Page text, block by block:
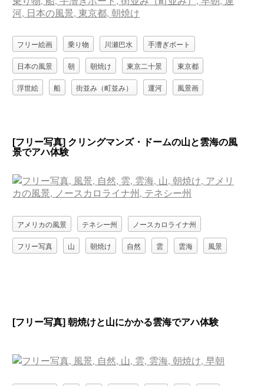
フリー絵画 乗り物 川瀬巴水 手漕ぎボート
日本の風景 朝 朝焼け 東京二十景 東京都
浮世絵 船 街並み（町並み） 運河 風景画
[フリー写真] クリングマンズ・ドームの山と雲海の風
景でアハ体験
アメリカの風景 テネシー州 ノースカロライナ州
フリー写真 山 朝焼け 自然 雲 雲海 風景
[フリー写真] 朝焼けと山にかかる雲海でアハ体験